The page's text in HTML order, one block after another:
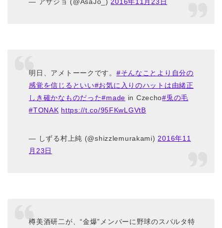
明日、アメトーークです。 #そんなことより自分の
感覚を信じるといい#お気に入りのハットは由緒正
しき確かなものだった#made in Czecho#兎の毛
#TONAK https://t.co/95FKwLGVtB
— しずる村上純 (@shizzlemurakami) 2016年11
月23日
樽美酒研二が、“金爆”メンバーに野球のスパルタ特